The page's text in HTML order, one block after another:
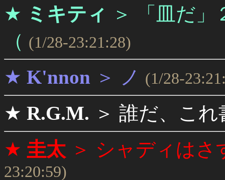
★ ミキティ ＞
「皿だ
（ (1/28-23:21:28)
★ K'nnon ＞ ノ (1/28-
★ R.G.M. ＞ 誰だ、これ
★ 圭太 ＞ シャディはさ
23:20:59)